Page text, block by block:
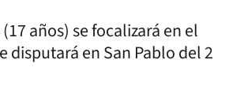
años) se focalizará en el
disputará en San Pablo del 2